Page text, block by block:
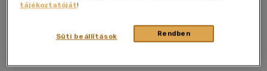
tájékoztatóját!
Rendben
Süti beállítások